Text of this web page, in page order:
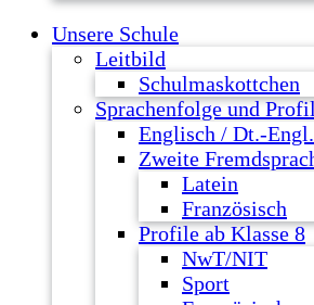
Unsere Schule
Leitbild
Schulmaskottchen
Sprachenfolge und
Englisch / Dt.-
Zweite
Latein
Französisch
Profile ab Klasse 8
NwT/NIT
Sport